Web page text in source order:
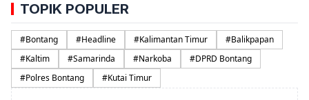
TOPIK POPULER
#Bontang #Headline #Kalimantan Timur #Balikpapan
#Kaltim #Samarinda #Narkoba #DPRD Bontang
#Polres Bontang #Kutai Timur